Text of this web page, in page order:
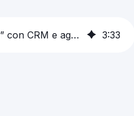
Dall’offerta al contratto: automazione intelligente nel “quote to cash” con CRM e agenti AI 3:33